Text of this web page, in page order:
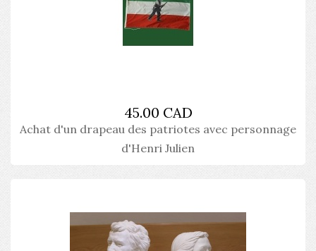
45.00 CAD
Achat d'un drapeau des patriotes avec personnage
d'Henri Julien